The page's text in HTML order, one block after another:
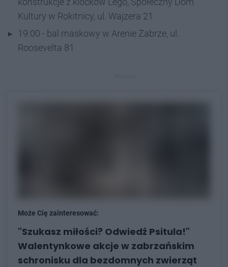
Kultury w Rokitnicy, ul. Wajzera 21
19:00 - bal maskowy w Arenie Zabrze, ul.
Roosevelta 81
Może Cię zainteresować:
"Szukasz miłości? Odwiedź Psitula!"
Walentynkowe akcje w zabrzańskim
schronisku dla bezdomnych zwierząt